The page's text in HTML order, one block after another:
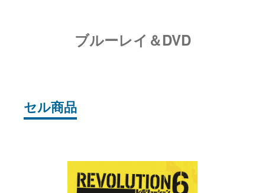
ブルーレイ＆DVD
セル商品